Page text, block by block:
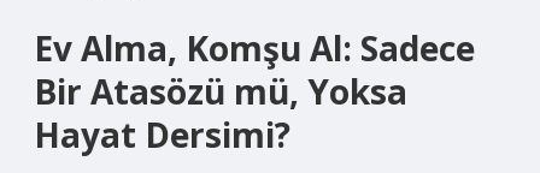
Ev Alma, Komşu Al: Sadece
Bir Atasözü mü, Yoksa
Hayat Dersimi?